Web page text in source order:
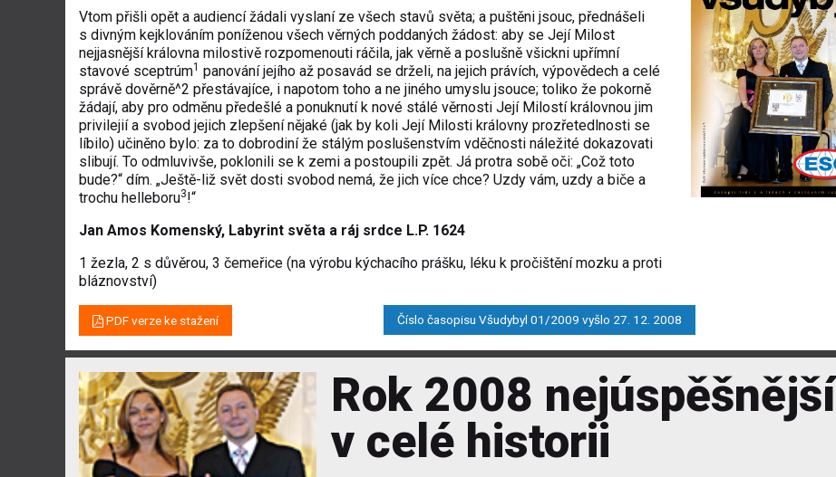
Vtom přišli opět a audiencí žádali vyslaní ze všech stavů světa; a puštěni jsouc, přednášeli
s divným kejklováním poníženou všech věrných poddaných žádost: aby se Její Milost
nejjasnější královna milostivě rozpomenouti ráčila, jak věrně a poslušně všickni upřímní
stavové sceptrúm1 panování jejího až posavád se drželi, na jejich právích, výpovědech a celé
správě dověrně^2 přestávajíce, i napotom toho a ne jiného umyslu jsouce; toliko že pokorně
žádají, aby pro odměnu předešlé a ponuknutí k nové stálé věrnosti Její Milostí královnou jim
privilejií a svobod jejich zlepšení nějaké (jak by koli Její Milosti královny prozřetedlnosti se
líbilo) učiněno bylo: za to dobrodiní že stálým poslušenstvím vděčnosti náležité dokazovati
slibují. To odmluvivše, poklonili se k zemi a postoupili zpět. Já protra sobě oči: „Což toto
bude?“ dím. „Ještě-liž svět dosti svobod nemá, že jich více chce? Uzdy vám, uzdy a biče a
trochu helleboru3!“
Jan Amos Komenský, Labyrint světa a ráj srdce L.P. 1624
1 žezla, 2 s důvěrou, 3 čemeřice (na výrobu kýchacího prášku, léku k pročištění mozku a proti
bláznovství)
PDF verze ke stažení Číslo časopisu Všudybyl 01/2009 vyšlo 27. 12. 2008
Rok 2008 nejúspěšnější
v celé historii